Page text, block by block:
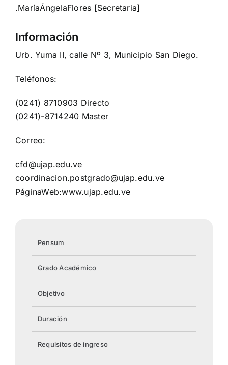
.MaríaÁngelaFlores [Secretaria]
Información
Urb. Yuma II, calle Nº 3, Municipio San Diego.
Teléfonos:
(0241) 8710903 Directo
(0241)-8714240 Master
Correo:
cfd@ujap.edu.ve
coordinacion.postgrado@ujap.edu.ve
PáginaWeb:www.ujap.edu.ve
Pensum
Grado Académico
Objetivo
Duración
Requisitos de ingreso